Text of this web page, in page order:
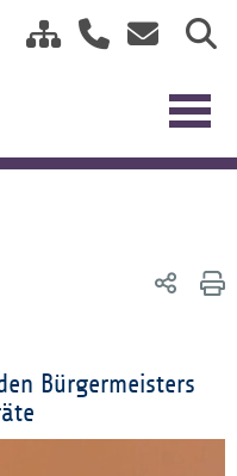
Bürgermeisters